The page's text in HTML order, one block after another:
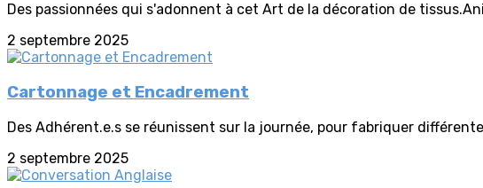
Des passionnées qui s'adonnent à cet Art de la décoration de
2 septembre 2025
Cartonnage et Encadrement
Des Adhérent.e.s se réunissent sur la journée, pour fabriquer
2 septembre 2025